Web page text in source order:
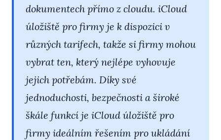
dokumentech přímo z cloudu. iCloud
úložiště pro firmy je k dispozici v
různých tarifech, takže si firmy mohou
vybrat ten, který nejlépe vyhovuje
jejich potřebám. Díky své
jednoduchosti, bezpečnosti a široké
škále funkcí je iCloud úložiště pro
firmy ideálním řešením pro ukládání